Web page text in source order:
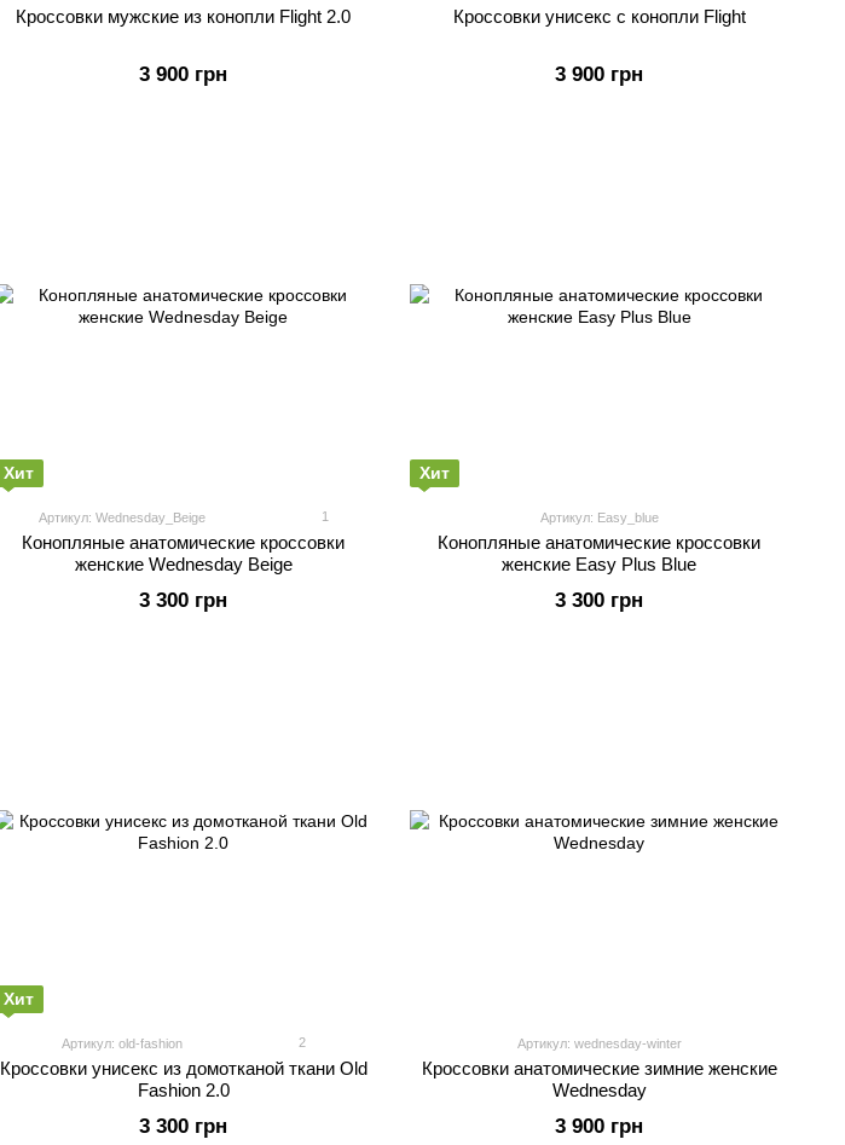
Кроссовки мужские из конопли Flight 2.0
3 900 грн
Кроссовки унисекс с конопли Flight
3 900 грн
Хит
Артикул: Wednesday_Beige 1
Конопляные анатомические кроссовки
женские Wednesday Beige
3 300 грн
Хит
Артикул: Easy_blue
Конопляные анатомические кроссовки
женские Easy Plus Blue
3 300 грн
Хит
Артикул: old-fashion 2
Кроссовки унисекс из домотканой ткани Old
Fashion 2.0
3 300 грн
Артикул: wednesday-winter
Кроссовки анатомические зимние женские
Wednesday
3 900 грн